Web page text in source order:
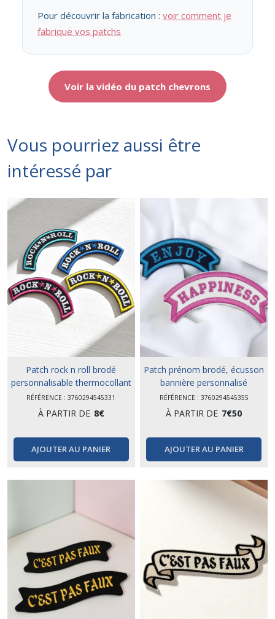
Pour découvrir la fabrication : voir comment je
fabrique vos patchs
Voir la vidéo du patch chevrons
Vous pourriez aussi être
intéressé par
Patch rock n roll brodé
personnalisable thermocollant
RÉFÉRENCE : 3760294545331
À PARTIR DE 8€
AJOUTER AU PANIER
Patch prénom brodé, écusson
bannière personnalisé
RÉFÉRENCE : 3760294545355
À PARTIR DE 7€50
AJOUTER AU PANIER